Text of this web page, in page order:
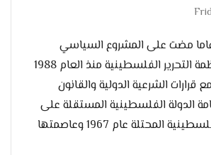
مضت على المشروع السياسي
والاجتماعي لمنظمة التحرير الفلسطينية منذ العام 1988
قرارات الشرعية الدولية والقانون
الدولة الفلسطينية المستقلة على
كافة الأراضي الفلسطينية المحتلة عام 1967 وعاصمتها